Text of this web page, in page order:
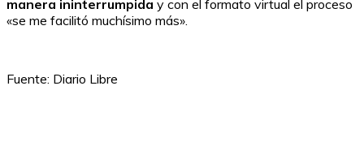
manera ininterrumpida y con el formato virtual el proceso
«se me facilitó muchísimo más».
Fuente: Diario Libre